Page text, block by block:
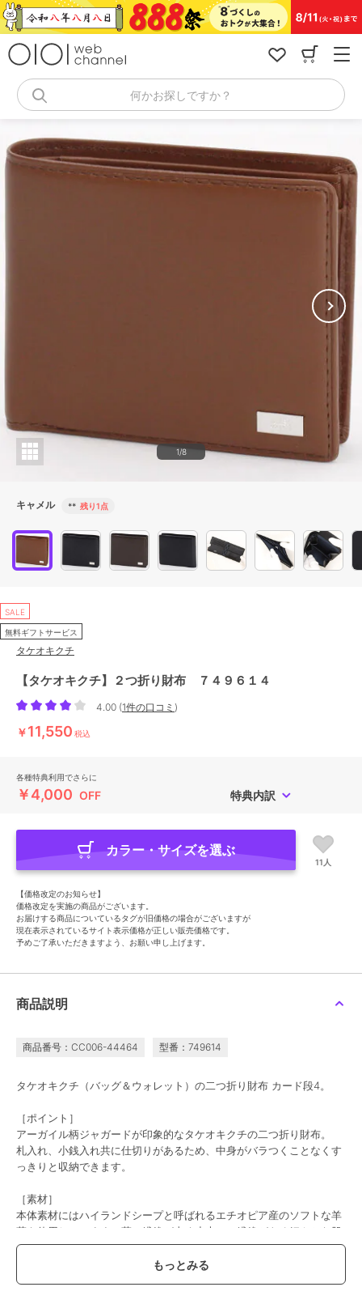
コ
ン
プ
何かお探しですか？
1/8
キャメル ** 残り1点
SALE
無料ギフトサービス
タケオキクチ
【タケオキクチ】２つ折り財布 ７４９６１４
4.00 (1件の口コミ )
￥11,550 税込
各種特典利用でさらに
￥4,000 OFF 特典内訳
カラー・サイズを選ぶ
11人
【価格改定のお知らせ】
価格改定を実施の商品がございます。
お届けする商品についているタグが旧価格の場合がございますが
現在表示されているサイト表示価格が正しい販売価格です。
予めご了承いただきますよう、お願い申し上げます。
商品説明
商品番号：CC006-44464 型番：749614
タケオキクチ（バッグ＆ウォレット）の二つ折り財布 カード段4。
［ポイント］
アーガイル柄ジャガードが印象的なタケオキクチの二つ折り財布。
札入れ、小銭入れ共に仕切りがあるため、中身がバラつくことなくす
っきりと収納できます。
［素材］
本体素材にはハイランドシープと呼ばれるエチオピア産のソフトな羊
革を使用しています。革の繊維が太く丈夫で、繊維がきめ細やかな肌
目を持つことが特徴です。品質の高さから世界の高級ブランドで使わ
内装生地にはブランドを象徴するアーガイル柄オリジナルジャガード